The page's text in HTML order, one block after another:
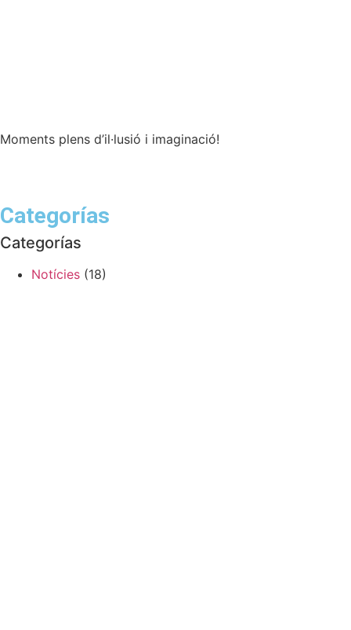
Moments plens d’il·lusió i imaginació!
Categorías
Categorías
Notícies (18)